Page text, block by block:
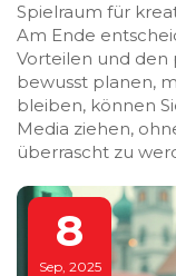
Spielraum für
Am Ende
Vorteilen und den
bewusst planen,
bleiben, können
Media ziehen,
überrascht zu
8
Sep, 2025